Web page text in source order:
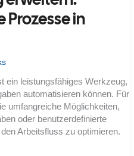
in
ein leistungsfähiges Werkzeug,
automatisieren können. Für
umfangreiche Möglichkeiten,
oder benutzerdefinierte
Arbeitsfluss zu optimieren.